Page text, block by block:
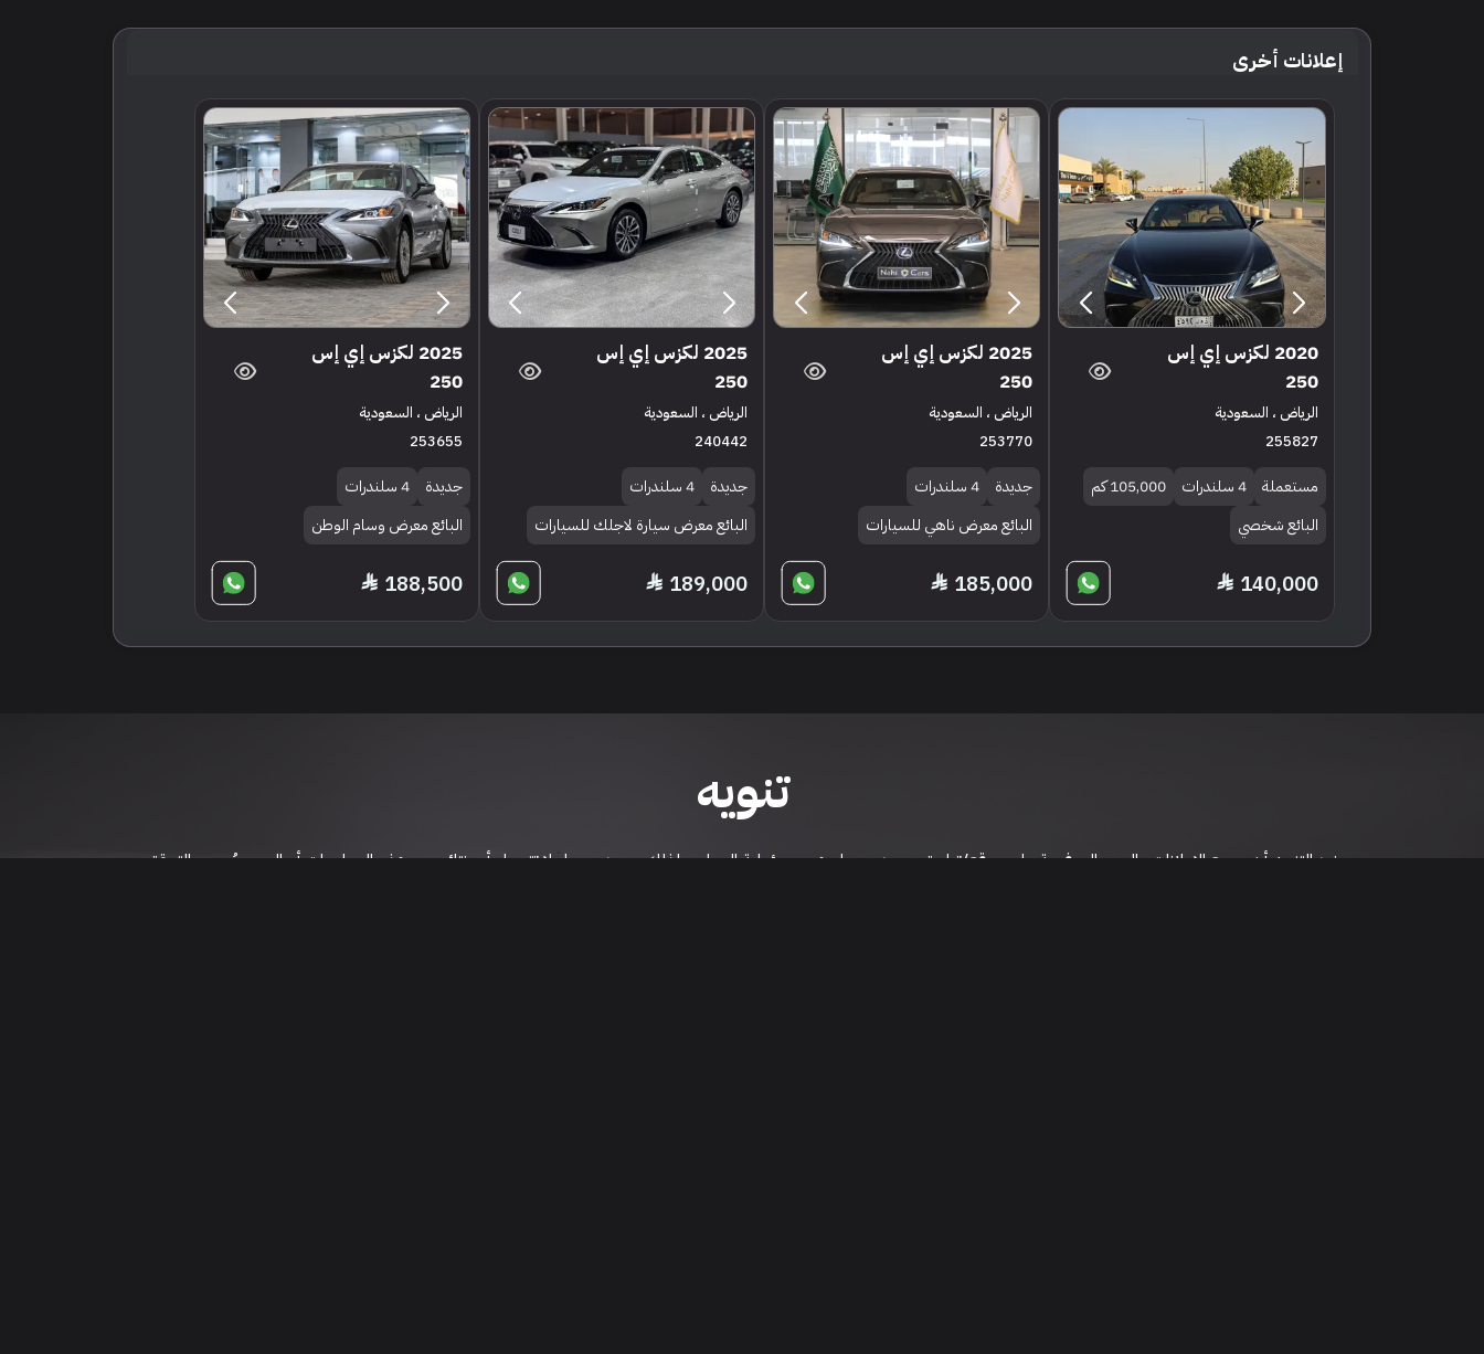
إعلانات أخرى
2020 لكزس إي إس
250
الرياض ، السعودية
255827
مستعملة 4 سلندرات
105,000 كم
البائع شخصي
140,000
2025 لكزس إي إس
250
الرياض ، السعودية
253770
جديدة
4 سلندرات
البائع معرض ناهي للسيارات
185,000
2025 لكزس إي إس
250
الرياض ، السعودية
240442
جديدة
4 سلندرات
البائع معرض سيارة لاجلك للسيارات
189,000
2025 لكزس إي إس
250
الرياض ، السعودية
253655
جديدة
4 سلندرات
البائع معرض وسام الوطن
188,500
تنويه
نود التنويه أن جميع الإعلانات والصور المرفوعة على موقع/تطبيق سعودي سيل هي مسؤولية المعلن ولذلك سعودي سيل لا تتحمل أي نتائج عن هذه المعلومات أو الصور. يُوصى بالتحقق